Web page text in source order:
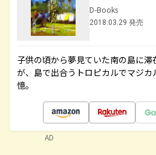
D-Books
2018.03.29 発売
子供の頃から夢見ていた南の島に
が、島で出合うトロピカルでマジ
憶。
AD